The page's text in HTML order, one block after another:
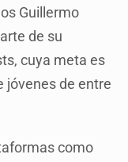
Guillermo
de su
cuya meta es
jóvenes de entre
como